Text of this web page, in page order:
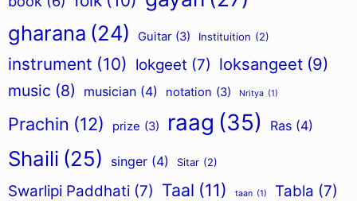
gharana (24) Guitar (3) Instituition (2)
instrument (10) lokgeet (7) loksangeet (9)
music (8) musician (4) notation (3) Nritya (1)
Prachin (12) prize (3) raag (35) Ras (4)
Shaili (25) singer (4) Sitar (2)
Swarlipi Paddhati (7) Taal (11) taan (1) Tabla (7)